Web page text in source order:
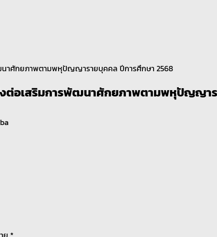
ศักยภาพตามพหุปัญญารายบุคคล ปีการศึกษา 2568
อเสริมการพัฒนาศักยภาพตามพหุปัญญาร